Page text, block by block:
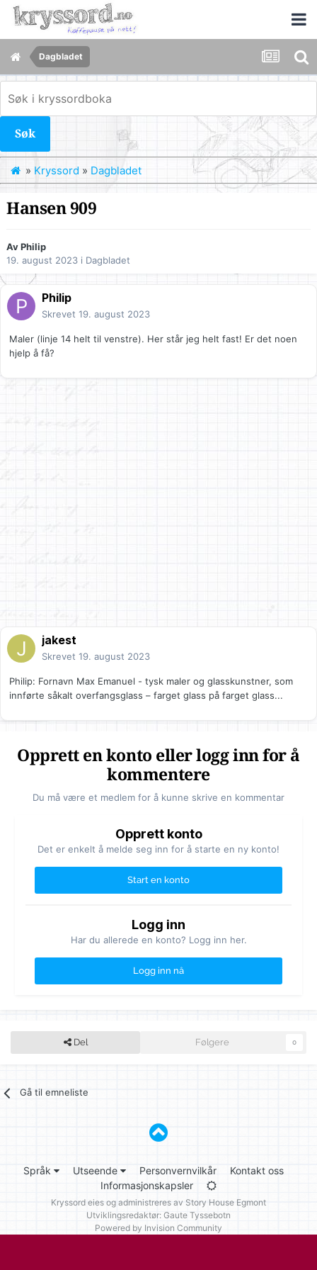
Dagbladet
Søk
» Kryssord » Dagbladet
Hansen 909
AvPhilip
19. august 2023 i Dagbladet
Philip
Skrevet 19. august 2023
Maler (linje 14 helt til venstre). Her står jeg helt fast! Er det noen
hjelp å få?
jakest
Skrevet 19. august 2023
Philip: Fornavn Max Emanuel - tysk maler og glasskunstner, som
innførte såkalt overfangsglass – farget glass på farget glass...
Opprett en konto eller logg inn for å
kommentere
Du må være et medlem for å kunne skrive en kommentar
Opprett konto
Det er enkelt å melde seg inn for å starte en ny konto!
Start en konto
Logg inn
Har du allerede en konto? Logg inn her.
Logg inn nå
Del Følgere 0
Gå til emneliste
Språk Utseende Personvernvilkår
Kontakt oss
Informasjonskapsler
Kryssord eies og administreres av Story House Egmont
Utviklingsredaktør: Gaute Tyssebotn
Powered by Invision Community